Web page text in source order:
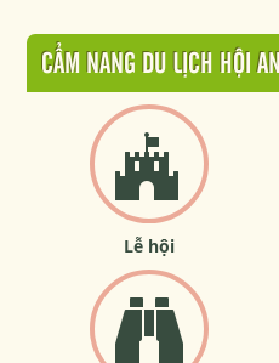
CẨM NANG DU LỊCH HỘI AN
Lễ hội